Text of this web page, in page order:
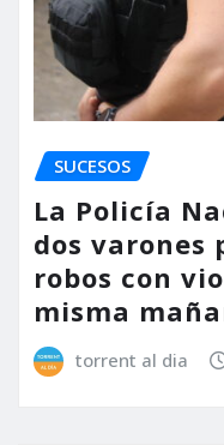
SUCESOS
La Policía
dos varones
robos con
misma
torrent al dia